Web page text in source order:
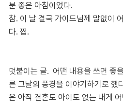
분 좋은 아침이었다.
참. 이 날 결국 가이드님께 말없이
다. 쩝.
덧붙이는 글. 어떤 내용을 쓰면 좋
른 그날의 풍경을 이야기하기로 했
은 아직 결혼도 아이도 없는 내게